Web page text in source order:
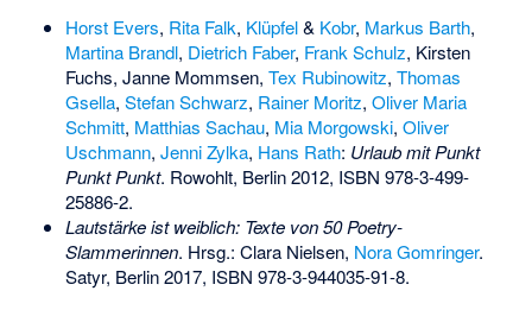
Horst Evers, Rita Falk, Klüpfel& Kobr, Markus Barth,
Martina Brandl, Dietrich Faber, Frank Schulz, Kirsten
Fuchs, Janne Mommsen, Tex Rubinowitz, Thomas
Gsella, Stefan Schwarz, Rainer Moritz, Oliver Maria
Schmitt, Matthias Sachau, Mia Morgowski, Oliver
Uschmann, Jenni Zylka, Hans Rath: Urlaub mit Punkt
Punkt Punkt. Rowohlt, Berlin 2012, ISBN 978-3-499-
25886-2.
Lautstärke ist weiblich: Texte von 50 Poetry-
Slammerinnen. Hrsg.: Clara Nielsen, Nora Gomringer.
Satyr, Berlin 2017, ISBN 978-3-944035-91-8.